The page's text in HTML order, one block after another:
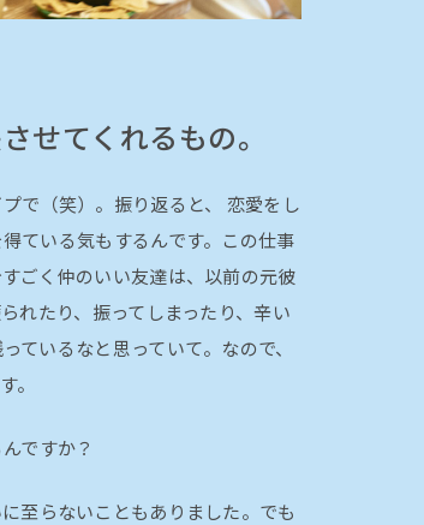
せてくれるもの。
で（笑）。振り返ると、 恋愛をし
ている気もするんです。この仕事
ごく仲のいい友達は、以前の元彼
れたり、振ってしまったり、辛い
ているなと思っていて。なので、
。
ですか？
至らないこともありました。でも